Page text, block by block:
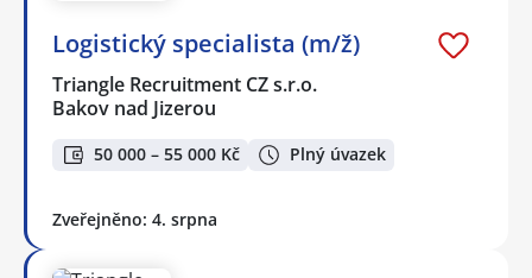
Logistický specialista (m/ž)
Triangle Recruitment CZ s.r.o.
Bakov nad Jizerou
50 000 – 55 000 Kč Plný úvazek
Zveřejněno: 4. srpna